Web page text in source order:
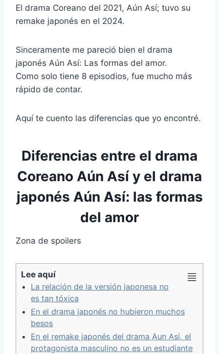
c
b
k
i
t
a
l
n
e
s
t
a
s
p
p
y
L
k
l
e
g
a
m
m
a
t
i
r
El drama Coreano del 2021, Aún Así; tuvo su
remake japonés en el 2024.
Sinceramente me pareció bien el drama
japonés Aún Así: Las formas del amor.
Como solo tiene 8 episodios, fue mucho más
rápido de contar.
Aquí te cuento las diferencias que yo encontré.
Diferencias entre el drama
Coreano Aún Así y el drama
japonés Aún Así: las formas
del amor
Zona de spoilers
Lee aquí
La relación de la versión japonesa no
es tan tóxica
En el drama japonés no hubieron muchos
besos
En el remake japonés del drama Aun Así, el
protagonista masculino no es un estudiante